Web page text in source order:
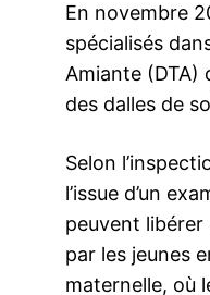
En novembre
spécialisés
Amiante (DTA)
des dalles de
Selon
l’issue d’un
peuvent libérer
par les jeunes
maternelle, où